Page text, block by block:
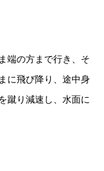
端の方まで行き、そ
に飛び降り、途中身
蹴り減速し、水面に